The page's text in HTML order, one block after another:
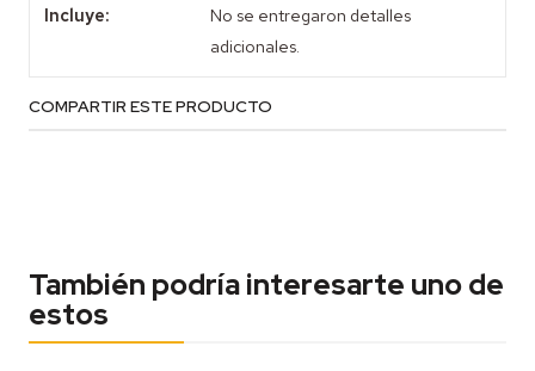
Incluye:
No se entregaron detalles
adicionales.
COMPARTIR ESTE PRODUCTO
También podría interesarte uno de
estos